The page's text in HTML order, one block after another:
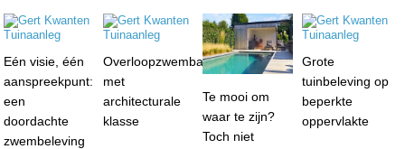
Eén visie, één
aanspreekpunt:
een
doordachte
zwembeleving
Overloopzwembad
met
architecturale
klasse
Te mooi om
waar te zijn?
Toch niet
Grote
tuinbeleving op
beperkte
oppervlakte